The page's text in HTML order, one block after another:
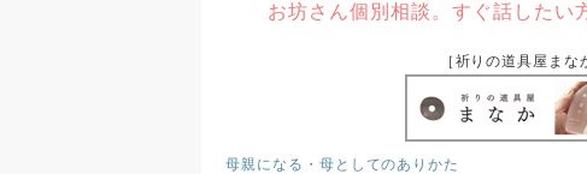
お坊さん個別相談。すぐ話したい
［祈りの道具屋ま
母親になる・母としてのありかた